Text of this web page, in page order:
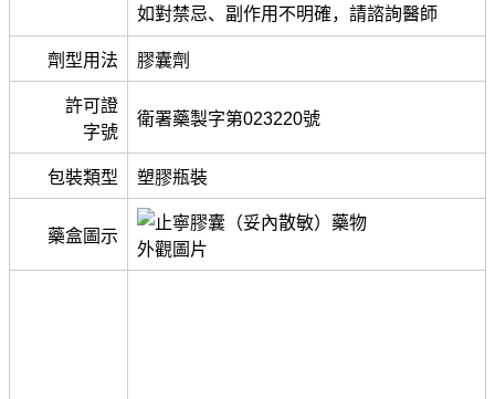
如對禁忌、副作用不明確，請諮詢醫師
劑型用法 膠囊劑
許可證
字號
衛署藥製字第023220號
包裝類型 塑膠瓶裝
藥盒圖示